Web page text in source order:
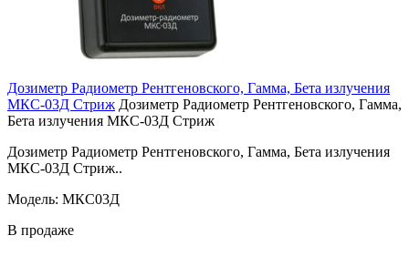
Дозиметр Радиометр Рентгеновского, Гамма, Бета излучения
МКС-03Д Стриж Дозиметр Радиометр Рентгеновского, Гамма,
Бета излучения МКС-03Д Стриж
Дозиметр Радиометр Рентгеновского, Гамма, Бета излучения
МКС-03Д Стриж..
Модель: МКС03Д
В продаже